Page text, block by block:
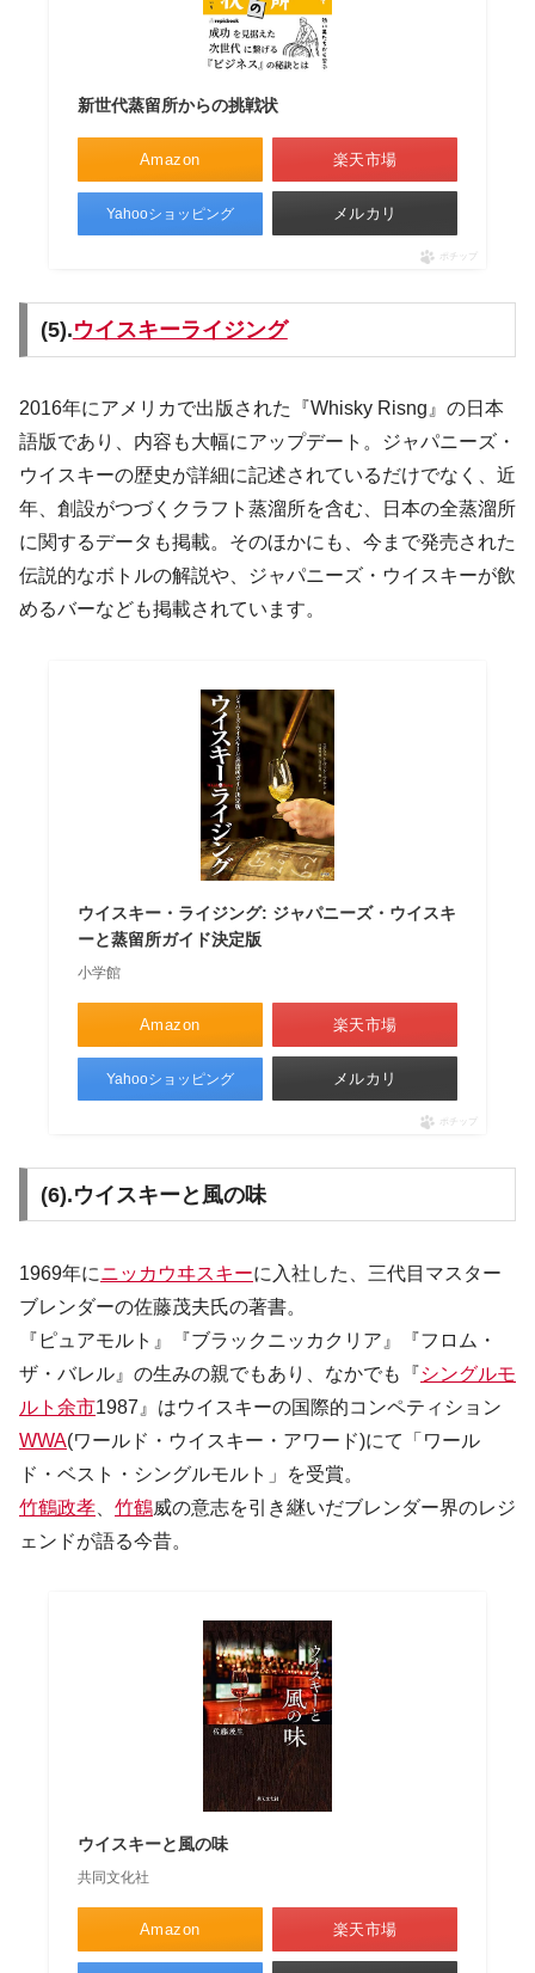
新世代蒸留所からの挑戦状
Amazon 楽天市場
Yahooショッピング メルカリ
ポチップ
(5).ウイスキーライジング
2016年にアメリカで出版された『Whisky Risng』の日本
語版であり、内容も大幅にアップデート。ジャパニーズ・
ウイスキーの歴史が詳細に記述されているだけでなく、近
年、創設がつづくクラフト蒸溜所を含む、日本の全蒸溜所
に関するデータも掲載。そのほかにも、今まで発売された
伝説的なボトルの解説や、ジャパニーズ・ウイスキーが飲
めるバーなども掲載されています。
ウイスキー・ライジング: ジャパニーズ・ウイスキ
ーと蒸留所ガイド決定版
小学館
Amazon 楽天市場
Yahooショッピング メルカリ
ポチップ
(6).ウイスキーと風の味
1969年にニッカウヰスキーに入社した、三代目マスター
ブレンダーの佐藤茂夫氏の著書。
『ピュアモルト』『ブラックニッカクリア』『フロム・
ザ・バレル』の生みの親でもあり、なかでも『シングルモ
ルト余市1987』はウイスキーの国際的コンペティション
WWA(ワールド・ウイスキー・アワード)にて「ワール
ド・ベスト・シングルモルト」を受賞。
竹鶴政孝
竹鶴威の意志を引き継いだブレンダー界のレジ
ェンドが語る今昔。
ウイスキーと風の味
共同文化社
Amazon 楽天市場